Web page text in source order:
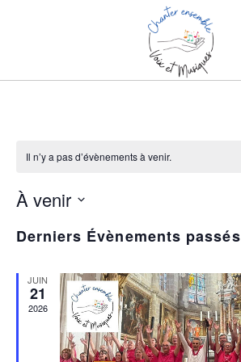
Il n’y a pas d’évènements à venir.
À venir
une
Derniers Évènements passés
JUIN
21
2026